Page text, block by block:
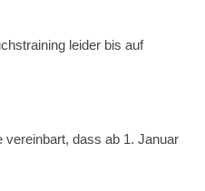
leider bis auf
vereinbart, dass ab 1. Januar